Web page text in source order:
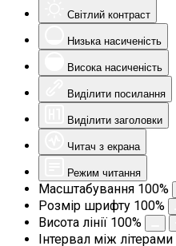
Світлий контраст
Низька насиченість
Висока насиченість
Виділити посилання
Виділити заголовки
Читач з екрана
Режим читання
Масштабування 100%
Розмір шрифту 100%
Висота лінії 100%
Інтервал між літерами